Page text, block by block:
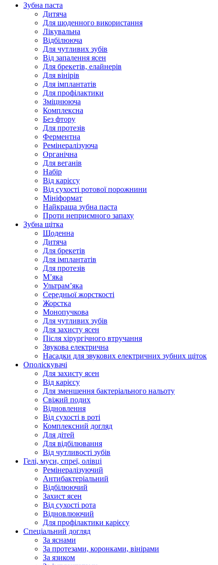
Зубна паста
Дитяча
Для щоденного використання
Лікувальна
Відбілююча
Для чутливих зубів
Від запалення ясен
Для брекетів, елайнерів
Для вінірів
Для імплантатів
Для профілактики
Зміцнююча
Комплексна
Без фтору
Для протезів
Ферментна
Ремінералізуюча
Органічна
Для веганів
Набір
Від карієсу
Від сухості ротової порожнини
Мініформат
Найкраща зубна паста
Проти неприємного запаху
Зубна щітка
Щоденна
Дитяча
Для брекетів
Для імплантатів
Для протезів
Мʼяка
Ультрамʼяка
Середньої жорсткості
Жорстка
Монопучкова
Для чутливих зубів
Для захисту ясен
Після хірургічного втручання
Звукова електрична
Насадки для звукових електричних зубних щіток
Ополіскувачі
Для захисту ясен
Від карієсу
Для зменшення бактеріального нальоту
Свіжий подих
Відновлення
Від сухості в роті
Комплексний догляд
Для дітей
Для відбілювання
Від чутливості зубів
Гелі, муси, спреї, олівці
Ремінералізуючий
Антибактеріальний
Відбілюючий
Захист ясен
Від сухості рота
Відновлюючий
Для профілактики карієсу
Спеціальний догляд
За яснами
За протезами, коронками, вінірами
За язиком